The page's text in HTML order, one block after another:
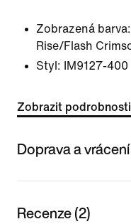
Zobrazená barva:
Rise/Flash
Styl:
IM9127-400
Zobrazit
Doprava a
Recenze (2)